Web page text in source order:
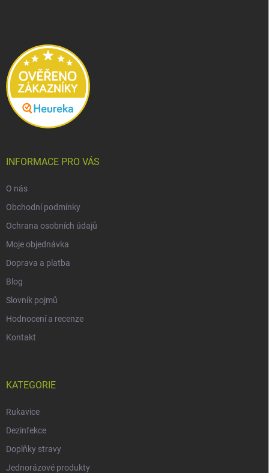
INFORMACE PRO VÁS
O nás
Obchodní podmínky
Ochrana osobních údajů
Moje objednávka
Doprava a platba
Blog
Slovník pojmů
Hodnocení a recenze
Kontakt
KATEGORIE
Rukavice
Dezinfekce
Doplňky stravy
Jednorázové produkty